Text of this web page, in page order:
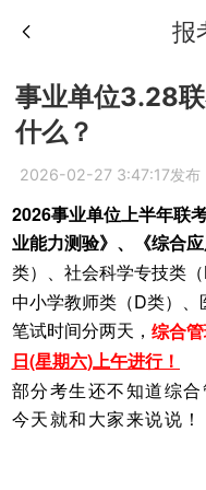
报
事业单位3.28
什么？
2026-02-27 3:47:17发布
2026事业单位上半年联
业能力测验》、《综合应
类）、社会科学专技类
中小学教师类（D类）
笔试时间分两天， 综合
日(星期六)上午进行！
部分考生还不知道综
今天就和大家来说说！